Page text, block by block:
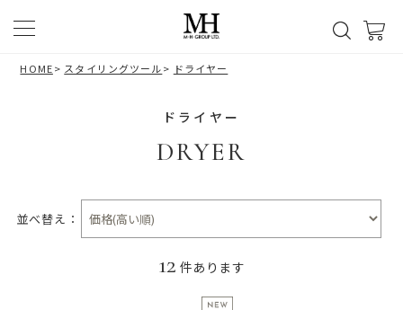
HOME> スタイリングツール> ドライヤー
ドライヤー
DRYER
並べ替え：
12 件あります